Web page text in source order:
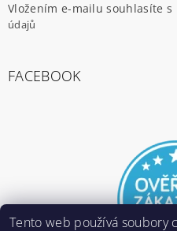
Vložením e-mailu souhlasíte s
údajů
FACEBOOK
Tento web používá soubory